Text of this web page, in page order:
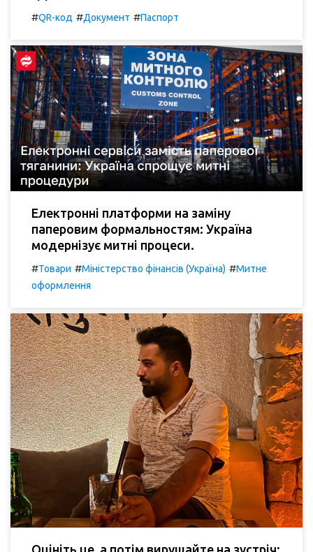
#QR-код #Документ #Паспорт
Електронні платформи на заміну
паперовим формальностям: Україна
модернізує митні процеси.
#Товари #Міністерство фінансів (Україна) #Митне
оформлення